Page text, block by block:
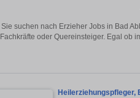
Sie suchen nach Erzieher Jobs in Bad
Fachkräfte oder Quereinsteiger. Egal ob
Heilerziehungspfleger,